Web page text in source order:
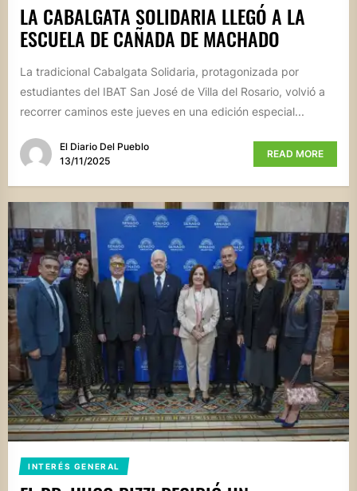
LA CABALGATA SOLIDARIA LLEGÓ A LA
ESCUELA DE CAÑADA DE MACHADO
La tradicional Cabalgata Solidaria, protagonizada por
estudiantes del IBAT San José de Villa del Rosario, volvió a
recorrer caminos este jueves en una edición especial...
El Diario Del Pueblo
13/11/2025
READ MORE
INTERÉS GENERAL